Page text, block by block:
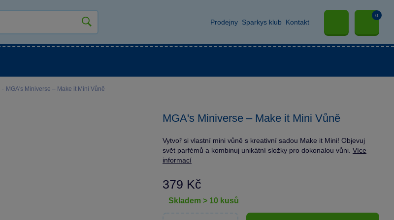
Prodejny Sparkys klub Kontakt
0
· MGA's Miniverse – Make it Mini Vůně
MGA's Miniverse – Make it Mini Vůně
Vytvoř si vlastní mini vůně s kreativní sadou Make it Mini! Objevuj
svět parfémů a kombinuj unikátní složky pro dokonalou vůni. Více
informací
379 Kč
skladem > 10 kusů